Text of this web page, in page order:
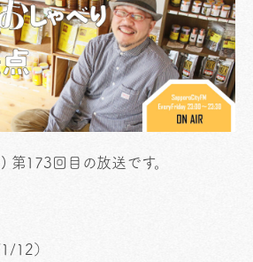
第173回目の放送です。
12）